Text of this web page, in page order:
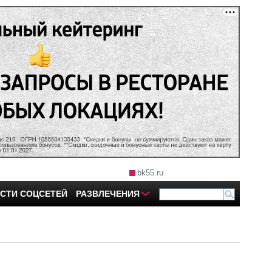
bk55.ru
СОЦСЕТЕЙ РАЗВЛЕЧЕНИЯ